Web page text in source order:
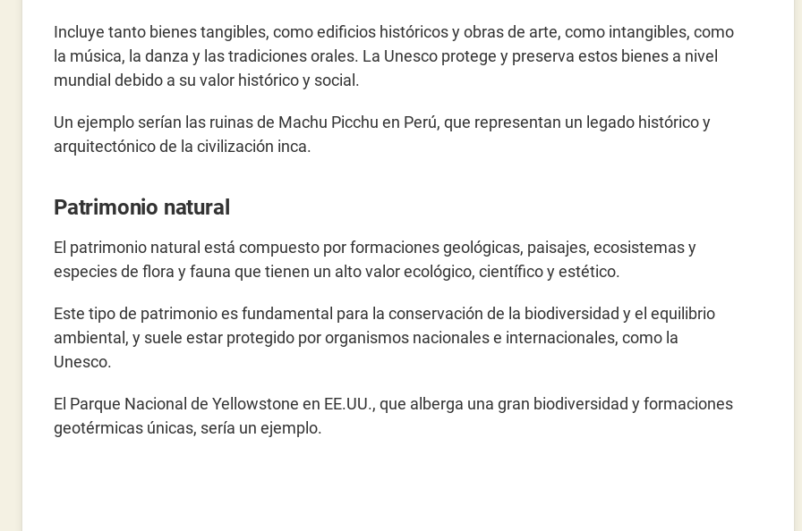
Incluye tanto bienes tangibles, como edificios históricos y obras de arte, como intangibles, como
la música, la danza y las tradiciones orales. La Unesco protege y preserva estos bienes a nivel
mundial debido a su valor histórico y social.
Un ejemplo serían las ruinas de Machu Picchu en Perú, que representan un legado histórico y
arquitectónico de la civilización inca.
Patrimonio natural
El patrimonio natural está compuesto por formaciones geológicas, paisajes, ecosistemas y
especies de flora y fauna que tienen un alto valor ecológico, científico y estético.
Este tipo de patrimonio es fundamental para la conservación de la biodiversidad y el equilibrio
ambiental, y suele estar protegido por organismos nacionales e internacionales, como la
Unesco.
El Parque Nacional de Yellowstone en EE.UU., que alberga una gran biodiversidad y formaciones
geotérmicas únicas, sería un ejemplo.